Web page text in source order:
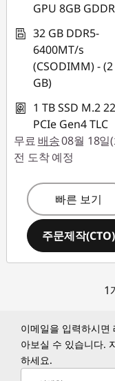
GPU 8GB
32 GB DDR5-
6400MT/s
(CSODIMM) -
GB)
1 TB SSD M.2
PCIe Gen4 TLC
무료 배송08월 18일
전 도착 예정
빠른 보기
주문제작(CTO)
1
이메일을 입력하시면
아보실 수 있습니다.
하세요.